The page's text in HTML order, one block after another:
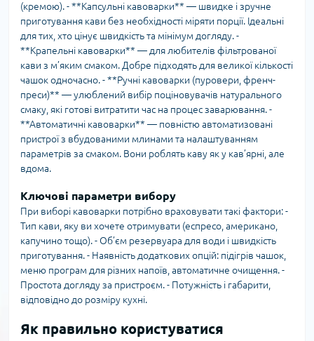
(кремою). - **Капсульні кавоварки** — швидке і зручне
приготування кави без необхідності міряти порції. Ідеальні
для тих, хто цінує швидкість та мінімум догляду. -
**Крапельні кавоварки** — для любителів фільтрованої
кави з м’яким смаком. Добре підходять для великої кількості
чашок одночасно. - **Ручні кавоварки (пуровери, френч-
преси)** — улюблений вибір поціновувачів натурального
смаку, які готові витратити час на процес заварювання. -
**Автоматичні кавоварки** — повністю автоматизовані
пристрої з вбудованими млинами та налаштуванням
параметрів за смаком. Вони роблять каву як у кав’ярні, але
вдома.
Ключові параметри вибору
При виборі кавоварки потрібно враховувати такі фактори: -
Тип кави, яку ви хочете отримувати (еспресо, американо,
капучино тощо). - Об’єм резервуара для води і швидкість
приготування. - Наявність додаткових опцій: підігрів чашок,
меню програм для різних напоїв, автоматичне очищення. -
Простота догляду за пристроєм. - Потужність і габарити,
відповідно до розміру кухні.
Як правильно користуватися